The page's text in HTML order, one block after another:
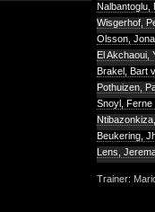
Nalbantoglu,
Wisgerhof,
Olsson,
El Akchaoui,
Brakel, Bart
Pothuizen,
Snoyl, Ferne
Beukering,
Lens,
Trainer: